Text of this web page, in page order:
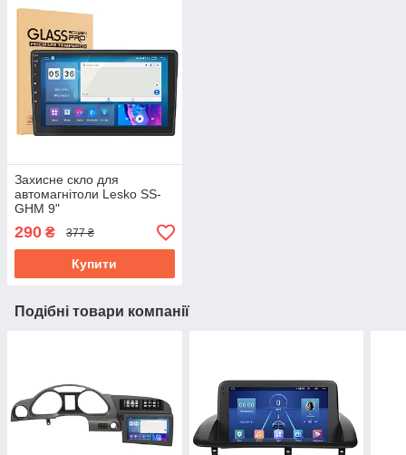
Захисне скло для
автомагнітоли Lesko SS-
GHM 9"
290 ₴ 377 ₴
Купити
Подібні товари компанії